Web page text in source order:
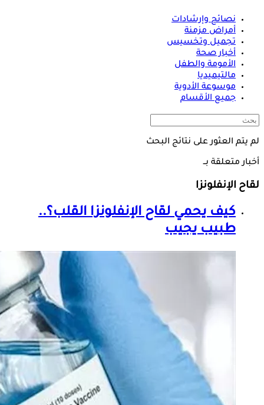
نصائح وإرشادات
أمراض مزمنة
تجميل وتخسيس
أخبار صحة
الأمومة والطفل
مالتيميديا
موسوعة الأدوية
جميع الأقسام
لم يتم العثور على نتائج البحث
أخبار متعلقة بــ
لقاح الإنفلونزا
كيف يحميلقاح الإنفلونزاالقلب؟..
طبيب يجيب